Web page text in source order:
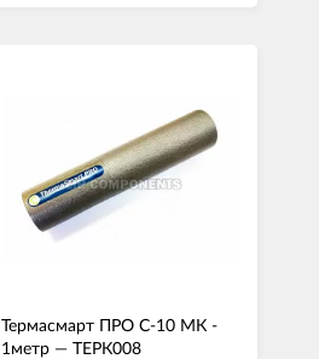
Термасмарт ПРО С-10 МК -
1метр — ТЕРК008